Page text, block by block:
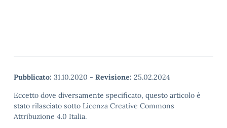
Pubblicato: 31.10.2020 - Revisione: 25.02.2024
Eccetto dove diversamente specificato, questo articolo è
stato rilasciato sotto Licenza Creative Commons
Attribuzione 4.0 Italia.